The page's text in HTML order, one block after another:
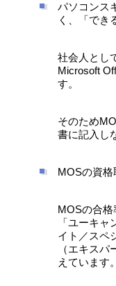
パソコンス
く、「でき
社会人とし
Microsoft
す。
そのため
書に記入し
MOSの資
MOSの合
「ユーキ
イト／スペ
（エキス
えています。